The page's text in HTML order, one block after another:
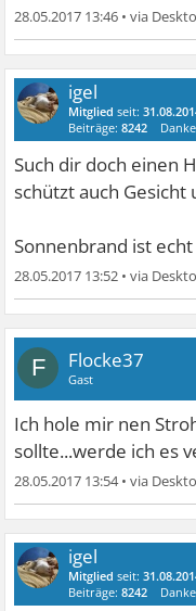
28.05.2017 13:46 •
igel
Mitglied seit:
Beiträge:8242
Such dir doch einen
schützt auch Gesicht
Sonnenbrand ist
28.05.2017 13:52 •
F Flocke37
Gast
Ich hole mir nen
sollte...werde ich es
28.05.2017 13:54•
igel
Mitglied seit:
Beiträge:8242